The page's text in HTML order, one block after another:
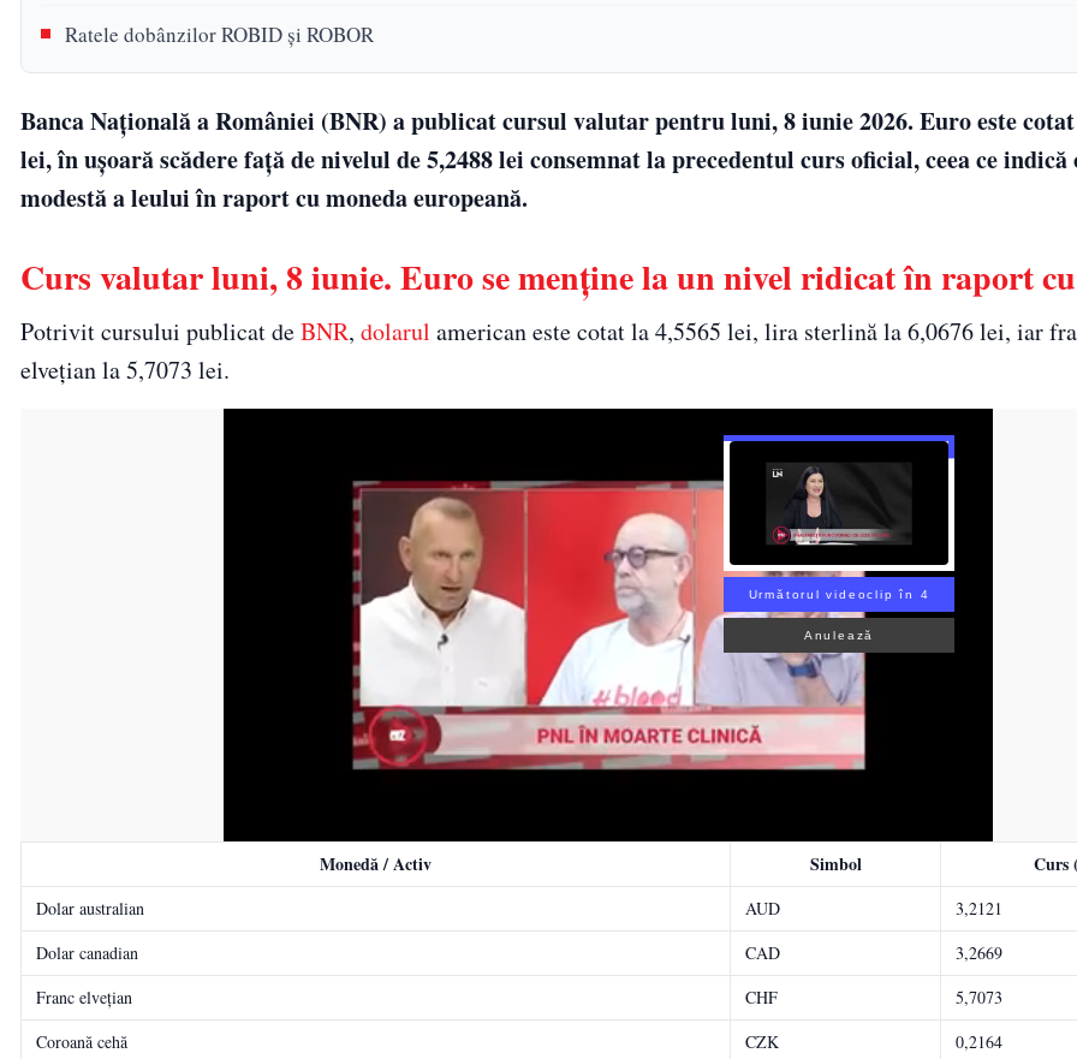
Ratele dobânzilor ROBID și ROBOR
Banca Națională a României (BNR) a publicat cursul valutar pentru luni, 8 iunie 2026. Euro este
lei, în ușoară scădere față de nivelul de 5,2488 lei consemnat la precedentul curs oficial, ceea ce indică
modestă a leului în raport cu moneda europeană.
Curs valutar luni, 8 iunie. Euro se menține la un nivel ridicat în raport
Potrivit cursului publicat deBNR, dolarul american este cotat la 4,5565 lei, lira sterlină la 6,0676 lei, iar
elvețian la 5,7073 lei.
Următorul videoclip în 3
Anulează
Monedă / Activ Simbol Curs
Dolar australian AUD
3,2121
Dolar canadian
CAD
3,2669
Franc elvețian
CHF
5,7073
Coroană cehă
CZK
0,2164